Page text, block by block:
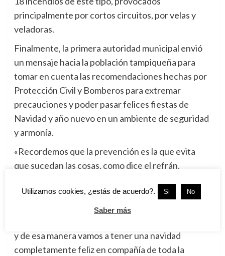
principalmente por cortos circuitos, por velas y
veladoras.
Finalmente, la primera autoridad municipal envió
un mensaje hacia la población tampiqueña para
tomar en cuenta las recomendaciones hechas por
Protección Civil y Bomberos para extremar
precauciones y poder pasar felices fiestas de
Navidad y año nuevo en un ambiente de seguridad
y armonía.
«Recordemos que la prevención es la que evita
que sucedan las cosas, como dice el refrán,
creo que la prevención es fundamental en todo, si
no queremos tener alguna situación desagradable,
y de esa manera vamos a tener una navidad
completamente feliz en compañía de toda la
Utilizamos cookies, ¿estás de acuerdo?. Si No
Saber más